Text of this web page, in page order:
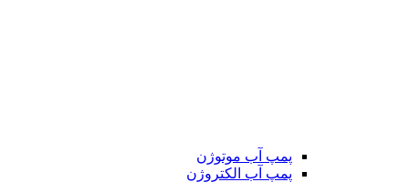
پمپ آب موتوژن
پمپ آب الکتروژن